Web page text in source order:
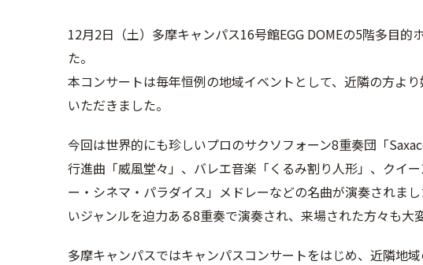
12月2日（土）多摩キャンパス16号館EGG DOMEの5階多目
た。
本コンサートは毎年恒例の地域イベントとして、近隣の方よ
いただきました。
今回は世界的にも珍しいプロのサクソフォーン8重奏団「
行進曲「威風堂々」、バレエ音楽「くるみ割り人形」、クイ
ー・シネマ・パラダイス」メドレーなどの名曲が演奏されま
いジャンルを迫力ある8重奏で演奏され、来場された方々も大
多摩キャンパスではキャンパスコンサートをはじめ、近隣地